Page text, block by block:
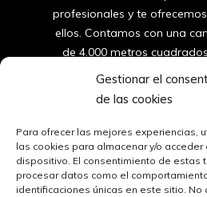
Gestionar el
de las cookies
Para ofrecer las mejores experiencias,
las cookies para almacenar y/o acceder
dispositivo. El consentimiento de estas
procesar datos como el
identificaciones únicas en este sitio. No
profesionales y te
ellos. Contamos con una
de 4.000 metros
furgonetas y coches de
96150